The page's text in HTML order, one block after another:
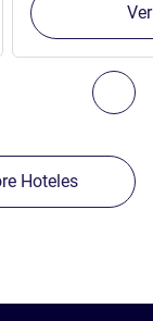
cercanos 1 :,
Hoteles